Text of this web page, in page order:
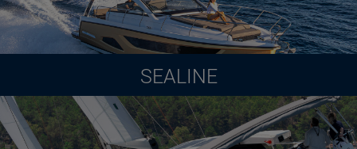
SEALINE